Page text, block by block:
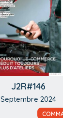
J2R#146
Septembre 2024